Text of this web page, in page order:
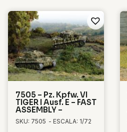
7505 – Pz. Kpfw. VI
TIGER I Ausf. E – FAST
ASSEMBLY –
SKU: 7505 - ESCALA: 1/72